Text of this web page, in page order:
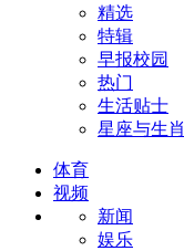
精选
特辑
早报校园
热门
生活贴士
星座与生肖
体育
视频
新闻
娱乐